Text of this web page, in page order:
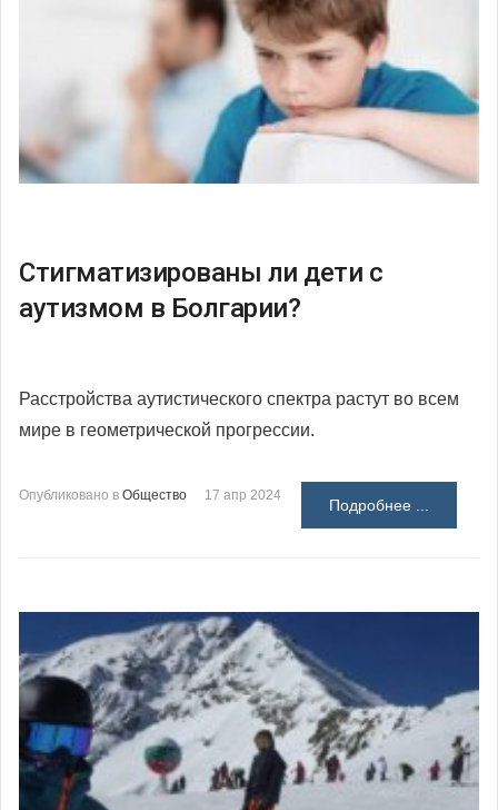
Стигматизированы ли дети с
аутизмом в Болгарии?
Расстройства аутистического спектра растут во всем
мире в геометрической прогрессии.
Опубликовано в Общество 17 апр 2024
Подробнее ...